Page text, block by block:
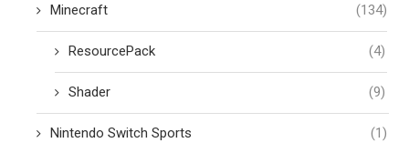
Minecraft (134)
ResourcePack (4)
Shader (9)
Nintendo Switch Sports (1)